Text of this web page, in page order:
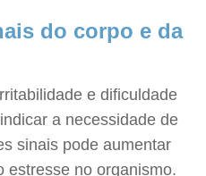
do corpo e da
e dificuldade
a necessidade de
sinais pode aumentar
estresse no organismo.